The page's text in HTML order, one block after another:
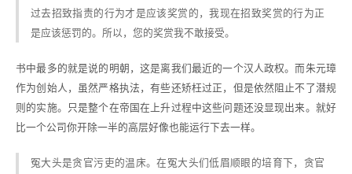
过去招致指责的行为才是应该奖赏的，我现在招致奖赏的行为正
是应该惩罚的。所以，您的奖赏我不敢接受。
书中最多的就是说的明朝，这是离我们最近的一个汉人政权。而朱元璋
作为创始人，虽然严格执法，有些还矫枉过正，但是依然阻止不了潜规
则的实施。只是整个在帝国在上升过程中这些问题还没显现出来。就好
比一个公司你开除一半的高层好像也能运行下去一样。
冤大头是贪官污吏的温床。在冤大头们低眉顺眼的培育下，贪官